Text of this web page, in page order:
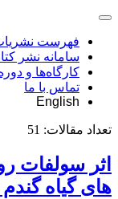
فهرست
سامانه نشر
کارگاه‌ها و
تماس با ما
English
تعداد مقالات: 51
اثر سولفات
های گیاه